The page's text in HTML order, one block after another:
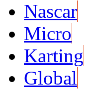
Nascar
Micro
Karting
Global